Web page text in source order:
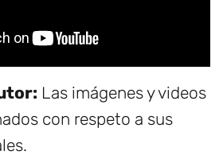
Las imágenes y videos
con respeto a sus